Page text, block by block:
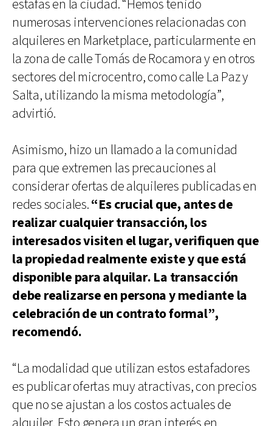
estafas en la ciudad. “Hemos tenido
numerosas intervenciones relacionadas con
alquileres en Marketplace, particularmente en
la zona de calle Tomás de Rocamora y en otros
sectores del microcentro, como calle La Paz y
Salta, utilizando la misma metodología”,
advirtió.
Asimismo, hizo un llamado a la comunidad
para que extremen las precauciones al
considerar ofertas de alquileres publicadas en
redes sociales.“Es crucial que, antes de
realizar cualquier transacción, los
interesados visiten el lugar, verifiquen que
la propiedad realmente existe y que está
disponible para alquilar. La transacción
debe realizarse en persona y mediante la
celebración de un contrato formal”,
recomendó.
“La modalidad que utilizan estos estafadores
es publicar ofertas muy atractivas, con precios
que no se ajustan a los costos actuales de